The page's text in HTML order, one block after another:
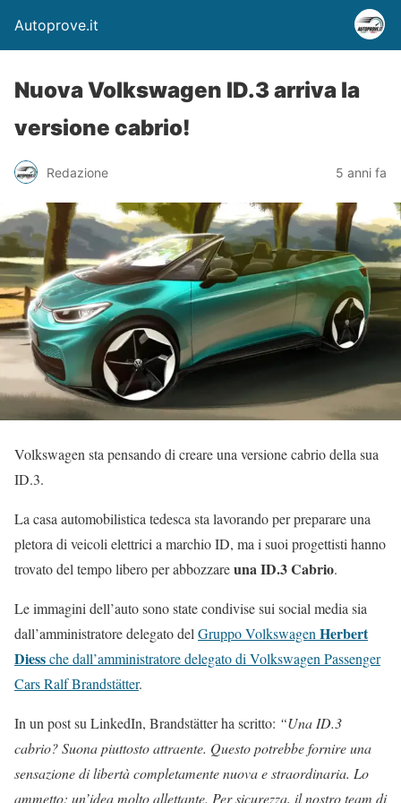
Autoprove.it
Nuova Volkswagen ID.3 arriva la
versione cabrio!
Redazione 5 anni fa
Volkswagen sta pensando di creare una versione cabrio della sua
ID.3.
La casa automobilistica tedesca sta lavorando per preparare una
pletora di veicoli elettrici a marchio ID, ma i suoi progettisti hanno
trovato del tempo libero per abbozzareuna ID.3 Cabrio.
Le immagini dell’auto sono state condivise sui social media sia
dall’amministratore delegato del Gruppo Volkswagen Herbert
Diessche dall’amministratore delegato di Volkswagen Passenger
Cars Ralf Brandstätter.
In un post su LinkedIn, Brandstätter ha scritto: “Una ID.3
cabrio? Suona piuttosto attraente. Questo potrebbe fornire una
sensazione di libertà completamente nuova e straordinaria. Lo
ammetto: un’idea molto allettante. Per sicurezza, il nostro team di